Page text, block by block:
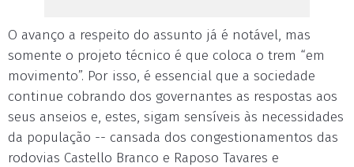
O avanço a respeito do assunto já é notável, mas
somente o projeto técnico é que coloca o trem “em
movimento”. Por isso, é essencial que a sociedade
continue cobrando dos governantes as respostas aos
seus anseios e, estes, sigam sensíveis às necessidades
da população -- cansada dos congestionamentos das
rodovias Castello Branco e Raposo Tavares e